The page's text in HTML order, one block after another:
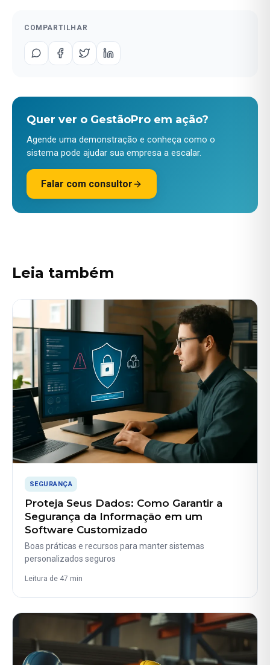
COMPARTILHAR
Quer ver o GestãoPro em ação?
Agende uma demonstração e conheça como o
sistema pode ajudar sua empresa a escalar.
Falar com consultor
Leia também
SEGURANÇA
Proteja Seus Dados: Como Garantir a
Segurança da Informação em um
Software Customizado
Boas práticas e recursos para manter sistemas
personalizados seguros
Leitura de 47 min